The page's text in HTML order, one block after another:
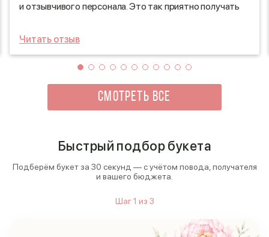
и отзывчивого персонала. Это так приятно получать
дождаться следующего года, чтобы вновь
порадоваться вашим шикарным композициям!
Читать отзыв
СМОТРЕТЬ ВСЕ
Быстрый подбор букета
Подберём букет за 30 секунд — с учётом повода, получателя
и вашего бюджета.
Шаг1 из 3